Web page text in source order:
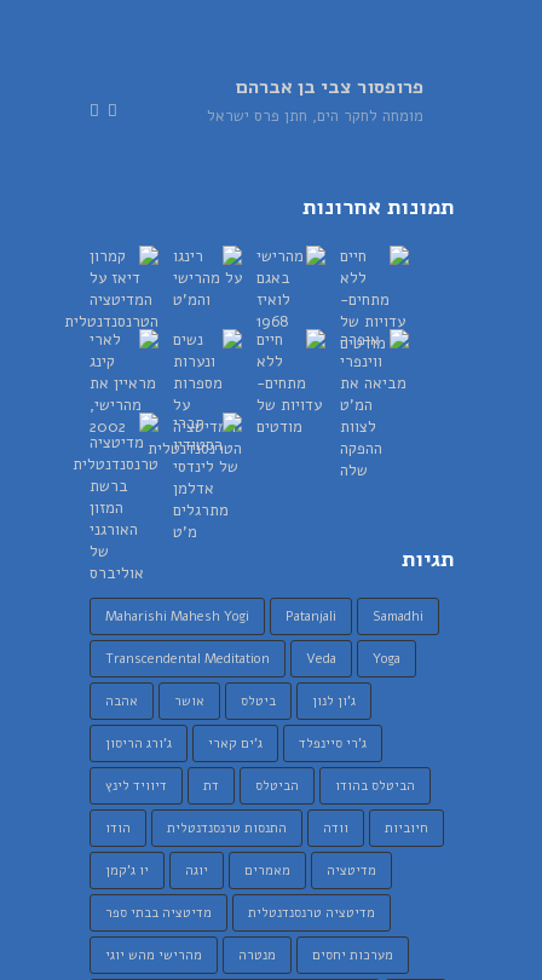
פרופסור צבי בן אברהם
מומחה לחקר הים, חתן פרס ישראל
תמונות אחרונות
תגיות
Maharishi Mahesh Yogi Patanjali Samadhi
Transcendental Meditation Veda Yoga
אהבה אושר ביטלס ג'ון לנון
ג'ורג הריסון ג'ים קארי ג'רי סיינפלד
דיוויד לינץ דת הביטלס הביטלס בהודו
הודו התנסות טרנסנדנטלית וודה חיוביות
יו ג'קמן יוגה מאמרים מדיטציה
מדיטציה בבתי ספר מדיטציה טרנסנדנטלית
מהרישי מהש יוגי מנטרה מערכות יחסים